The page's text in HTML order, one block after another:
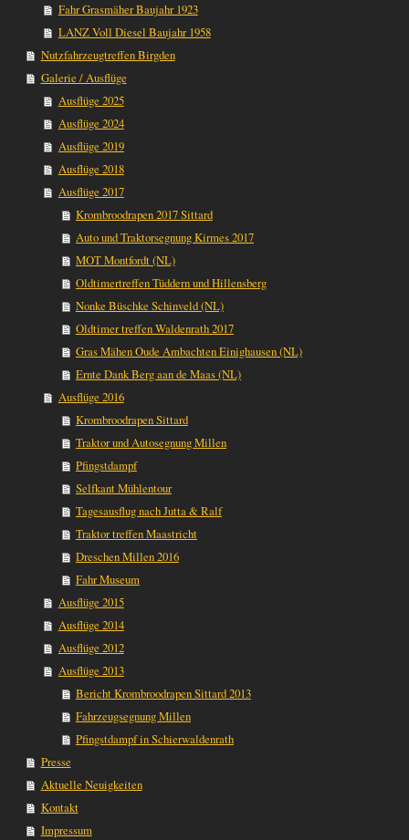
Fahr Grasmäher Baujahr 1923
LANZ Voll Diesel Baujahr 1958
Nutzfahrzeugtreffen Birgden
Galerie / Ausflüge
Ausflüge 2025
Ausflüge 2024
Ausflüge 2019
Ausflüge 2018
Ausflüge 2017
Krombroodrapen 2017 Sittard
Auto und Traktorsegnung Kirmes 2017
MOT Montfordt (NL)
Oldtimertreffen Tüddern und Hillensberg
Nonke Büschke Schinveld (NL)
Oldtimer treffen Waldenrath 2017
Gras Mähen Oude Ambachten Einighausen (NL)
Ernte Dank Berg aan de Maas (NL)
Ausflüge 2016
Krombroodrapen Sittard
Traktor und Autosegnung Millen
Pfingstdampf
Selfkant Mühlentour
Tagesausflug nach Jutta & Ralf
Traktor treffen Maastricht
Dreschen Millen 2016
Fahr Museum
Ausflüge 2015
Ausflüge 2014
Ausflüge 2012
Ausflüge 2013
Bericht Krombroodrapen Sittard 2013
Fahrzeugsegnung Millen
Pfingstdampf in Schierwaldenrath
Presse
Aktuelle Neuigkeiten
Kontakt
Impressum